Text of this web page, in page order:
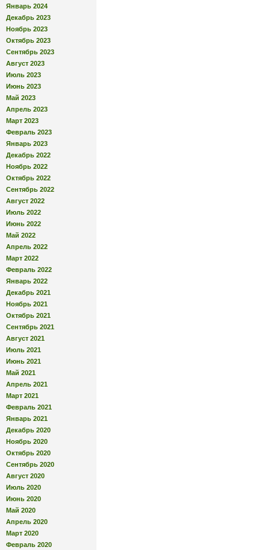
Январь 2024
Декабрь 2023
Ноябрь 2023
Октябрь 2023
Сентябрь 2023
Август 2023
Июль 2023
Июнь 2023
Май 2023
Апрель 2023
Март 2023
Февраль 2023
Январь 2023
Декабрь 2022
Ноябрь 2022
Октябрь 2022
Сентябрь 2022
Август 2022
Июль 2022
Июнь 2022
Май 2022
Апрель 2022
Март 2022
Февраль 2022
Январь 2022
Декабрь 2021
Ноябрь 2021
Октябрь 2021
Сентябрь 2021
Август 2021
Июль 2021
Июнь 2021
Май 2021
Апрель 2021
Март 2021
Февраль 2021
Январь 2021
Декабрь 2020
Ноябрь 2020
Октябрь 2020
Сентябрь 2020
Август 2020
Июль 2020
Июнь 2020
Май 2020
Апрель 2020
Март 2020
Февраль 2020